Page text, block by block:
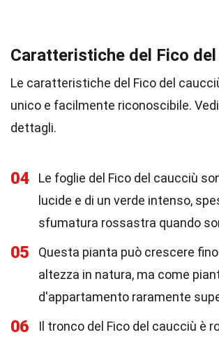
Caratteristiche del Fico del
Le caratteristiche del Fico del
unico e facilmente riconoscibile.
dettagli.
04
Le foglie del Fico del caucciù
lucide e di un verde intenso,
sfumatura rossastra quando
05
Questa pianta può crescere
altezza in natura, ma come
d'appartamento raramente
06
Il tronco del Fico del caucciù è